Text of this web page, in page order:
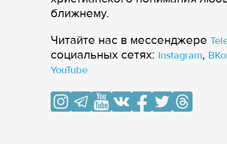
ближнему.
Читайте нас в мессенджере
cоциальных сетях: Instagram,
YouTube